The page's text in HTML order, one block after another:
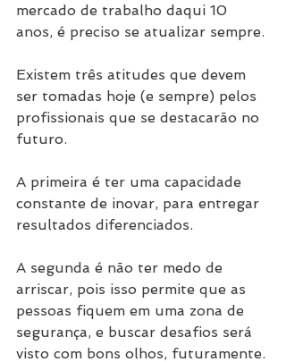
mercado de trabalho daqui 10
anos, é preciso se atualizar sempre.
Existem três atitudes que devem
ser tomadas hoje (e sempre) pelos
profissionais que se destacarão no
futuro.
A primeira é ter uma capacidade
constante de inovar, para entregar
resultados diferenciados.
A segunda é não ter medo de
arriscar, pois isso permite que as
pessoas fiquem em uma zona de
segurança, e buscar desafios será
visto com bons olhos, futuramente.